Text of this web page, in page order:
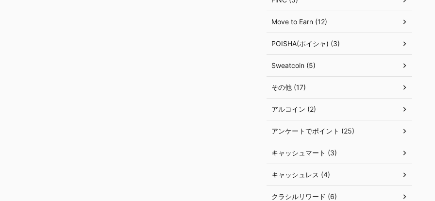
Move to Earn (12)
POISHA(ポイシャ) (3)
Sweatcoin (5)
その他 (17)
アルコイン (2)
アンケートでポイント (25)
キャッシュマート (3)
キャッシュレス (4)
クラシルリワード (6)